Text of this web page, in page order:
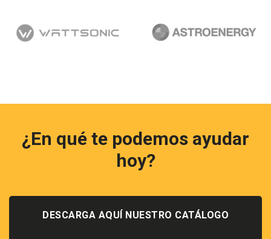
¿En qué te podemos ayudar
hoy?
DESCARGA AQUÍ NUESTRO CATÁLOGO